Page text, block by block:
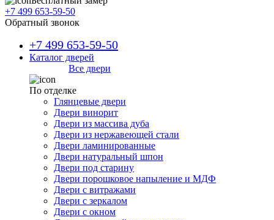
+7 499 653-59-50
Обратный звонок
+7 499 653-59-50
Каталог дверей
Все двери
По отделке
Глянцевые двери
Двери винорит
Двери из массива дуба
Двери из нержавеющей стали
Двери ламинированные
Двери натуральный шпон
Двери под старину
Двери порошковое напыление и МДФ
Двери с витражами
Двери с зеркалом
Двери с окном